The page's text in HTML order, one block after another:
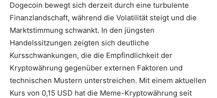
Dogecoin bewegt sich derzeit durch eine turbulente
Finanzlandschaft, während die Volatilität steigt und die
Marktstimmung schwankt. In den jüngsten
Handelssitzungen zeigten sich deutliche
Kursschwankungen, die die Empfindlichkeit der
Kryptowährung gegenüber externen Faktoren und
technischen Mustern unterstreichen. Mit einem aktuellen
Kurs von 0,15 USD hat die Meme-Kryptowährung seit